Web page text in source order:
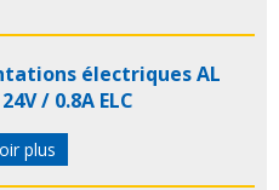
électriques AL
/ 0.8A ELC
plus